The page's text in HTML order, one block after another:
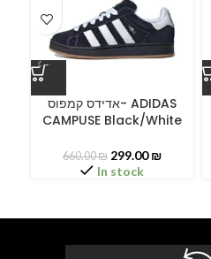
אדידס קמפוס- ADIDAS
CAMPUSE Black/White
660.00₪ 299.00₪
In stock